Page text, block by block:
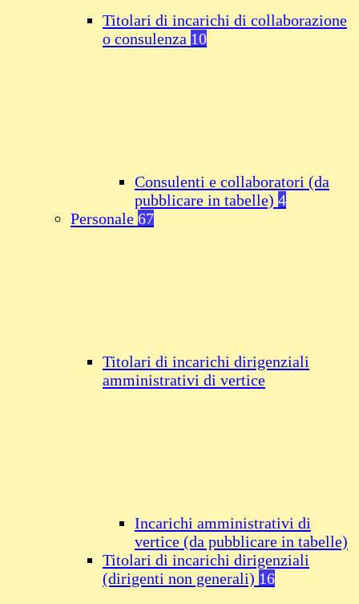
Titolari di incarichi di collaborazione
o consulenza 10
Consulenti e collaboratori (da
pubblicare in tabelle) 4
Personale 67
Titolari di incarichi dirigenziali
amministrativi di vertice
Incarichi amministrativi di
vertice (da pubblicare in tabelle)
Titolari di incarichi dirigenziali
(dirigenti non generali) 16